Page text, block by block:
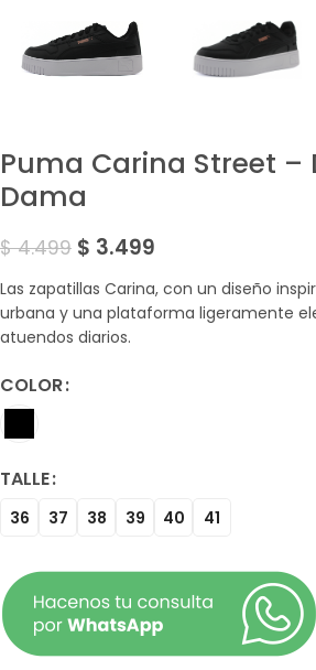
Puma Carina Street –
Dama
$4.499 $ 3.499
Las zapatillas Carina, con un diseño
urbana y una plataforma ligeramente
atuendos diarios.
COLOR
TALLE
36 37 38 39 40 41